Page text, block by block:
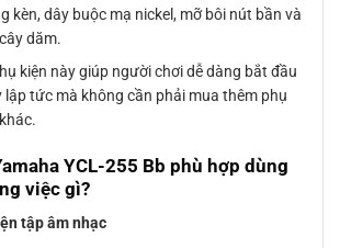
kèn, dây buộc mạ nickel, mỡ bôi nút bần và
dăm.
kiện này giúp người chơi dễ dàng bắt đầu
lập tức mà không cần phải mua thêm phụ
YCL-255 Bb phù hợp dùng
việc gì?
tập âm nhạc